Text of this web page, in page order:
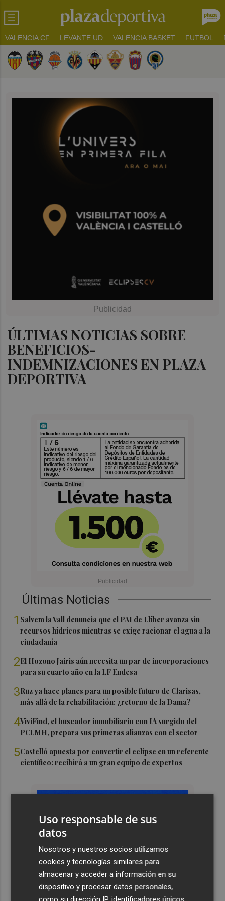
VALENCIA CF LEVANTE UD VALENCIA BASKET FUTBOL
ÚLTIMAS NOTICIAS SOBRE
BENEFICIOS-
INDEMNIZACIONES EN PLAZA
DEPORTIVA
Últimas Noticias
1 Salvem la Vall denuncia que el PAI de Llíber avanza sin
recursos hídricos mientras se exige racionar el agua a la
ciudadanía
2El Hozono Jairis aún necesita un par de incorporaciones
para su cuarto año en la LF Endesa
3Ruz ya hace planes para un posible futuro de Clarisas,
más allá de la rehabilitación: ¿retorno de la Dama?
4ViviFind, el buscador inmobiliario con IA surgido del
PCUMH, prepara sus primeras alianzas con el sector
5Castelló apuesta por convertir el eclipse en un referente
científico: recibirá a un gran equipo de expertos
Uso responsable de sus
datos
Nosotros y nuestros socios utilizamos
cookies y tecnologías similares para
almacenar y acceder a información en su
dispositivo y procesar datos personales,